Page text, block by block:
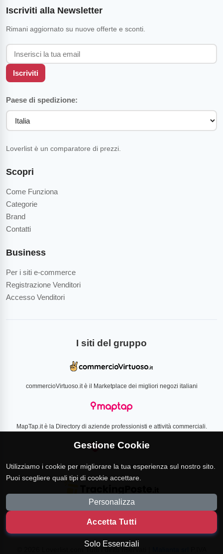
Scopri
Come Funziona
Categorie
Brand
Contatti
Business
Per i siti e-commerce
Registrazione Venditori
Accesso Venditori
Iscriviti alla Newsletter
Rimani aggiornato su nuove offerte e sconti.
Iscriviti
Paese di spedizione:
Loverlist è un comparatore di prezzi.
I siti del gruppo
commercioVirtuoso.it è il Marketplace dei migliori negozi italiani
MapTap.it è la Directory di aziende professionisti e attività commerciali.
Loverlist.com è il comparatore di prezzo CSS certificato Google
Gestione Cookie
Utilizziamo i cookie per migliorare la tua esperienza sul nostro sito.
Puoi scegliere quali tipi di cookie accettare.
Personalizza
Accetta Tutti
Solo Essenziali